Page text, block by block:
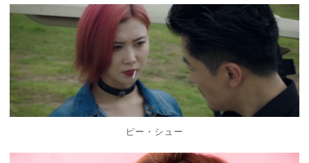
ピー・シュー